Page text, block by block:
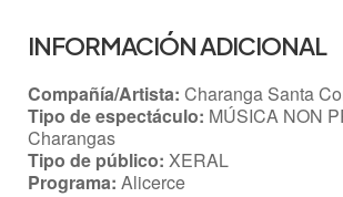
INFORMACIÓN ADICIONAL
Compañía/Artista: Charanga Santa
Tipo de espectáculo: MÚSICA NON
Charangas
Tipo de público: XERAL
Programa: Alicerce